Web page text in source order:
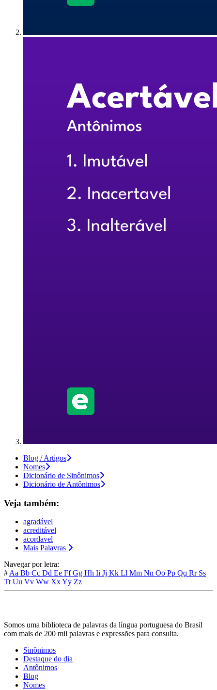
Blog / Artigos
Nomes
Dicionário de Sinônimos
Dicionário de Antônimos
Veja também:
agradável
acreditável
acordavel
Mais Palavras
Navegar por letra:
#Aa Bb Cc Dd Ee FfGg Hh Ii Jj Kk Ll Mm Nn Oo Pp Qq Rr Ss
TtUu Vv Ww XxYy Zz
Somos uma biblioteca de palavras da língua portuguesa do Brasil
com mais de 200 mil palavras e expressões para consulta.
Sinônimos
Destaque do dia
Antônimos
Blog
Nomes